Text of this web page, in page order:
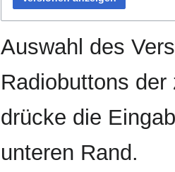
Auswahl des
Radiobuttons
drücke die
unteren Rand.